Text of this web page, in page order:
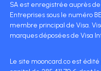
SA est enregistrée auprès
Entreprises sous le numéro
membre principal de Visa.
marques déposées de Visa
Le site mooncard.co est